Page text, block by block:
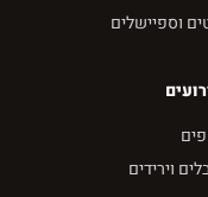
וספיישלים
וירידים